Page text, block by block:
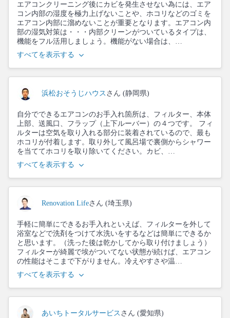
エアコンクリーニング後にカビを発生させない為には、エア
コン内部の湿度を極力上げないことや、ホコリなどのゴミを
エアコン内部に溜めないことが重要となります。エアコン内
部の湿気対策は・・・内部クリーンがついているタイプは、
機能をフル活用しましょう。機能がない場合は、…
すべてを表示する
浜松おそうじハウス さん (静岡県)
自分でできるエアコンのお手入れ箇所は、フィルター、本体
上部、送風口、フラップ（上下ルーバー）の４つです。 フィ
ルターは空気を取り入れる部分に装着されているので、最も
ホコリが付着します。取り外して風呂場で裏側からシャワー
を当ててホコリを取り除いてください。カビ、…
すべてを表示する
Renovation Lifeさん (埼玉県)
手軽に簡単にできるお手入れといえば、フィルターを外して
浴室などで洗剤をつけて水洗いをするなどは簡単にできるか
と思います。（洗った後は乾かしてから取り付けましょう）
フィルターが綺麗で埃がついてない状態が続けば、エアコン
の性能はそこまで下がりません。冷えやすさや温…
すべてを表示する
あいちトータルサービス さん (愛知県)